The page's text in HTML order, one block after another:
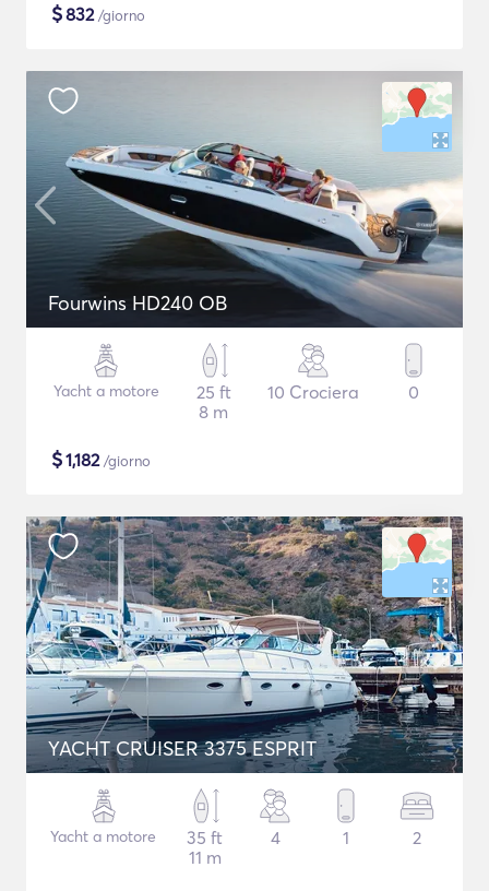
$832/giorno
Fourwins HD240 OB
Yacht a motore
25 ft
8 m
10 Crociera 0
$1,182/giorno
YACHT CRUISER 3375 ESPRIT
Yacht a motore
35 ft
11 m
4 1 2